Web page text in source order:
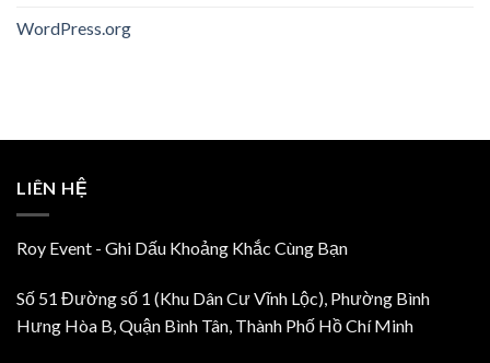
WordPress.org
LIÊN HỆ
Roy Event - Ghi Dấu Khoảng Khắc Cùng Bạn
Số 51 Đường số 1 (Khu Dân Cư Vĩnh Lộc), Phường Bình
Hưng Hòa B, Quận Bình Tân, Thành Phố Hồ Chí Minh